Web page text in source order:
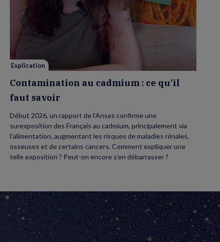
Contamination
au
cadmium :
ce
savoir
Explication
Contamination au cadmium : ce qu’il
faut savoir
Début 2026, un rapport de l’Anses confirme une
surexposition des Français au cadmium, principalement via
l’alimentation, augmentant les risques de maladies rénales,
osseuses et de certains cancers. Comment expliquer une
telle exposition ? Peut-on encore s’en débarrasser ?